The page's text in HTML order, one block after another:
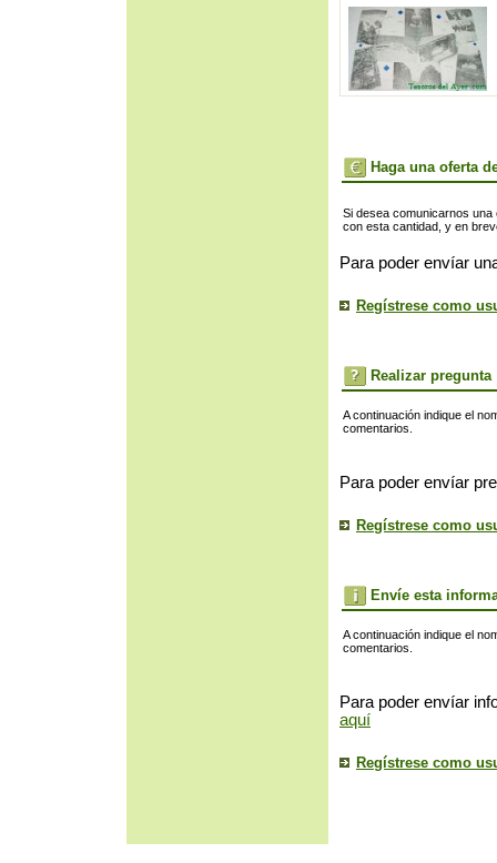
Haga una oferta
Si desea comunicarnos
con esta cantidad, y en
Para poder envíar
Regístrese como
Realizar pregunta
A continuación indique el
comentarios.
Para poder envíar
Regístrese como
Envíe esta
A continuación indique el
comentarios.
Para poder envíar
aquí
Regístrese como